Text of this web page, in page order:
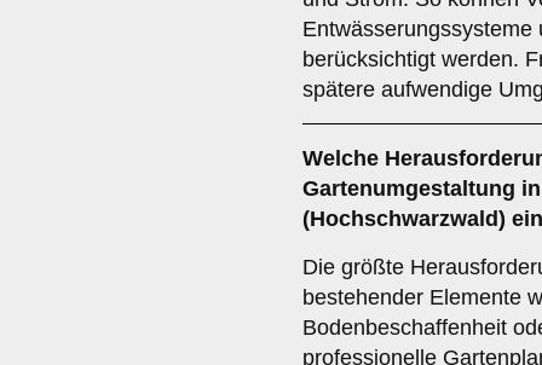
berücksichtigt werden.
spätere aufwendige
Welche
Gartenumgestaltung
(Hochschwarzwald)
Die größte
bestehender Elemente
Bodenbeschaffenheit
professionelle